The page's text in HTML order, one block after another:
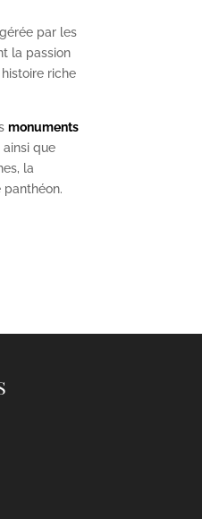
par les
la passion
riche
monuments
que
la